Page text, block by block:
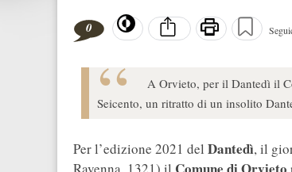
0
A Orvieto, per il Dantedì il
Seicento, un ritratto di un insolito
Per l’edizione 2021 del Dantedì, il